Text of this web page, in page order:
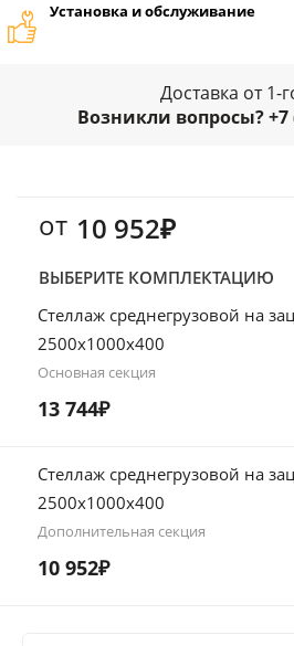
Установка и обслуживание
Доставка от 1-
Возникли вопросы? +7
от 10 952₽
ВЫБЕРИТЕ КОМПЛЕКТАЦИЮ
Стеллаж среднегрузовой на
2500х1000х400
Основная секция
13 744₽
Стеллаж среднегрузовой на
2500х1000х400
Дополнительная секция
10 952₽